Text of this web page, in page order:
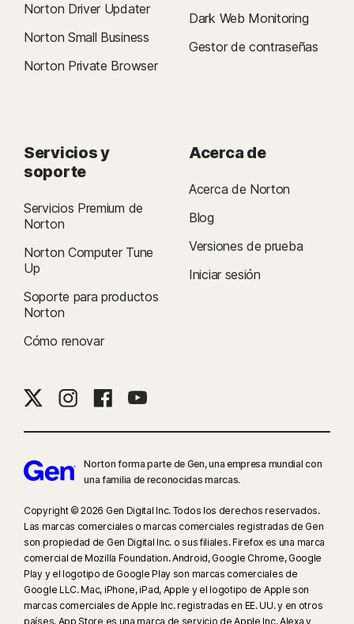
Norton Driver Updater
Norton Small Business
Norton Private Browser
Dark Web Monitoring
Gestor de contraseñas
Servicios y
soporte
Servicios Premium de
Norton
Norton Computer Tune
Up
Soporte para productos
Norton
Cómo renovar
Acerca de
Acerca de Norton
Blog
Versiones de prueba
Iniciar sesión
Norton forma parte de Gen, una empresa mundial con
una familia de reconocidas marcas.
Copyright © 2026 Gen Digital Inc. Todos los derechos reservados.
Las marcas comerciales o marcas comerciales registradas de Gen
son propiedad de Gen Digital Inc. o sus filiales. Firefox es una marca
comercial de Mozilla Foundation. Android, Google Chrome, Google
Play y el logotipo de Google Play son marcas comerciales de
Google LLC. Mac, iPhone, iPad, Apple y el logotipo de Apple son
marcas comerciales de Apple Inc. registradas en EE. UU. y en otros
países. App Store es una marca de servicio de Apple Inc. Alexa y